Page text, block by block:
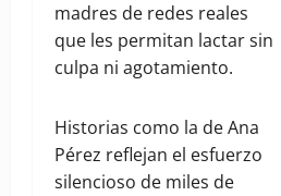
madres de redes reales
que les permitan lactar sin
culpa ni agotamiento.
Historias como la de Ana
Pérez reflejan el esfuerzo
silencioso de miles de